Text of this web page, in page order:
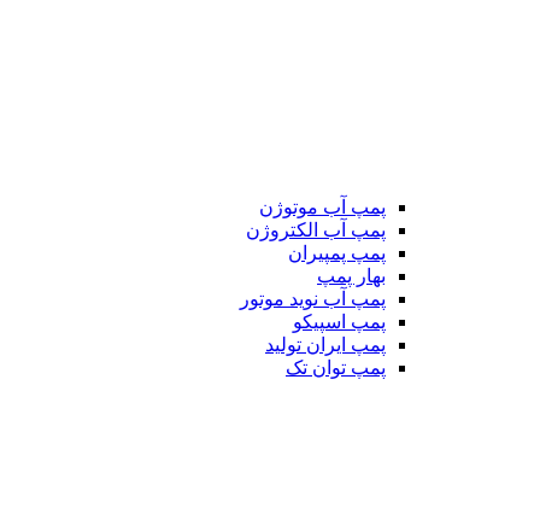
پمپ آب موتوژن
پمپ آب الکتروژن
پمپ پمپیران
بهار پمپ
پمپ آب نوید موتور
پمپ اسپیکو
پمپ ایران تولید
پمپ توان تک